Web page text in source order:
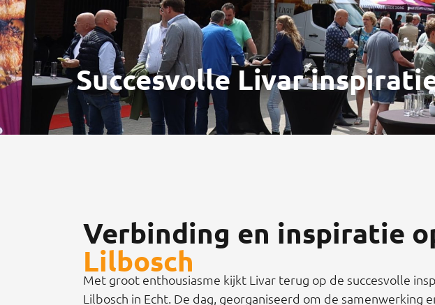
Succesvolle Livar
Verbinding en inspiratie
Lilbosch
Met groot enthousiasme kijkt Livar terug op de succesvolle
Lilbosch in Echt. De dag, georganiseerd om de